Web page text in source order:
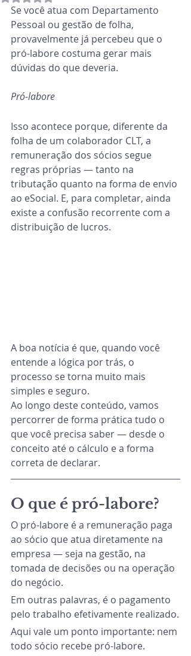
Se você atua com Departamento
Pessoal ou gestão de folha,
provavelmente já percebeu que o
pró-labore costuma gerar mais
dúvidas do que deveria.
Pró-labore
Isso acontece porque, diferente da
folha de um colaborador CLT, a
remuneração dos sócios segue
regras próprias — tanto na
tributação quanto na forma de envio
ao eSocial. E, para completar, ainda
existe a confusão recorrente com a
distribuição de lucros.
A boa notícia é que, quando você
entende a lógica por trás, o
processo se torna muito mais
simples e seguro.
Ao longo deste conteúdo, vamos
percorrer de forma prática tudo o
que você precisa saber — desde o
conceito até o cálculo e a forma
correta de declarar.
O que é pró-labore?
O pró-labore é a remuneração paga
ao sócio que atua diretamente na
empresa — seja na gestão, na
tomada de decisões ou na operação
do negócio.
Em outras palavras, é o pagamento
pelo trabalho efetivamente realizado.
Aqui vale um ponto importante: nem
todo sócio recebe pró-labore.